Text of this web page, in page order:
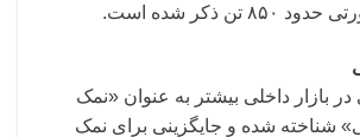
تن ذکر شده است.
بازار داخلی بیشتر به عنوان «نمک
شناخته شده و جایگزینی برای نمک